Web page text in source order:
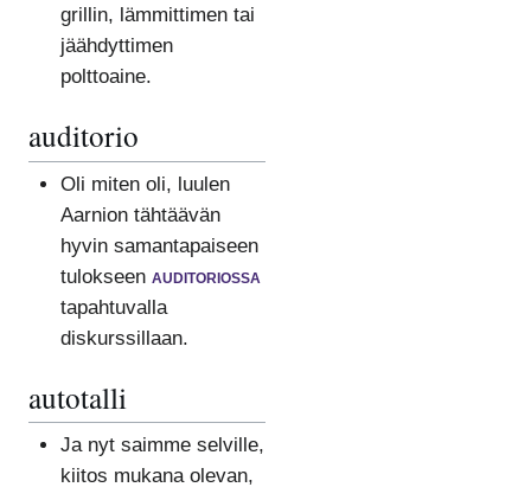
grillin, lämmittimen tai
jäähdyttimen
polttoaine.
auditorio
Oli miten oli, luulen
Aarnion tähtäävän
hyvin samantapaiseen
tulokseen auditoriossa
tapahtuvalla
diskurssillaan.
autotalli
Ja nyt saimme selville,
kiitos mukana olevan,